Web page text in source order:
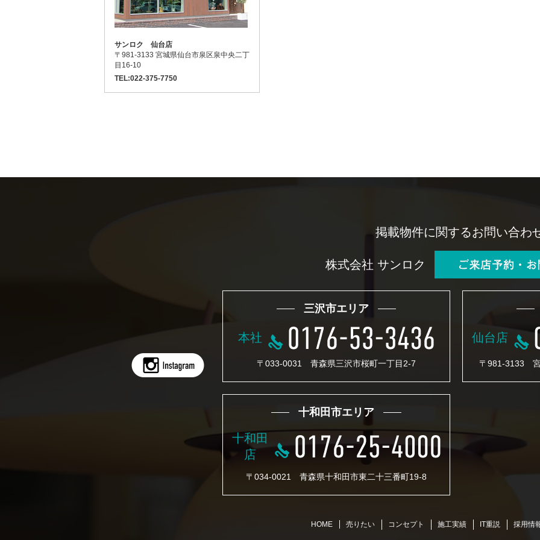
サンロク 仙台店
〒981-3133 宮城県仙台市泉区泉中央二丁
目16-10
TEL:022-375-7750
掲載物件に関するお問い合わ
株式会社 サンロク
三沢市エリア
本社
〒033-0031 青森県三沢市桜町一丁目2-7
仙台店
〒981-3133 宮
十和田市エリア
十和田
店
〒034-0021 青森県十和田市東二十三番町19-8
HOME 売りたい コンセプト 施工実績 IT重説 採用情